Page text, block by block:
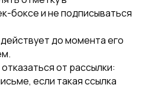
боксе и не подписываться
до момента его
от рассылки:
если такая ссылка